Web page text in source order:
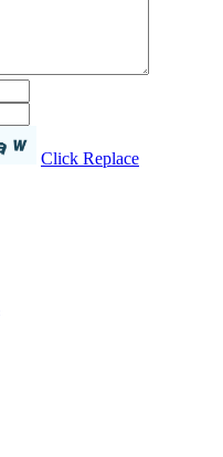
Click Replace